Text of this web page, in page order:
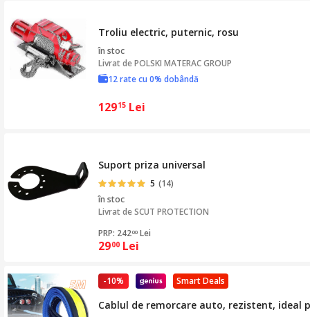
Troliu electric, puternic, rosu
în stoc
Livrat dePOLSKI MATERAC GROUP
12 rate cu 0% dobândă
12915 Lei
Suport priza universal
5 (14)
în stoc
Livrat deSCUT PROTECTION
PRP: 24200 Lei
2900 Lei
Smart Deals
-10%
Cablul de remorcare auto, rezistent, ideal